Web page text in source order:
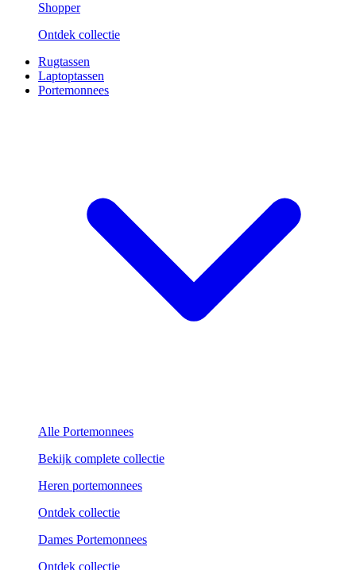
Shopper
Ontdek collectie
Rugtassen
Laptoptassen
Portemonnees
Alle Portemonnees
Bekijk complete collectie
Heren portemonnees
Ontdek collectie
Dames Portemonnees
Ontdek collectie